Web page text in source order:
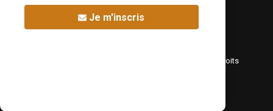
©Fréquence Chrétienne Production 2016-2025. Tous droits
Je m'inscris